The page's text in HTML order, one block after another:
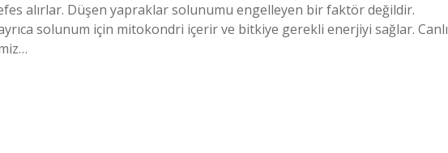
alırlar. Düşen yapraklar solunumu engelleyen bir faktör değildir.
solunum için mitokondri içerir ve bitkiye gerekli enerjiyi sağlar. Canlı